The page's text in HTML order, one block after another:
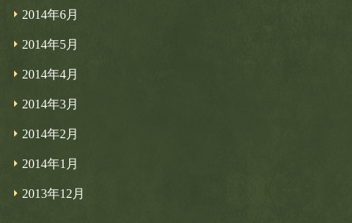
2014年6月
2014年5月
2014年4月
2014年3月
2014年2月
2014年1月
2013年12月